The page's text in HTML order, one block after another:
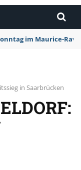
im Maurice-
in Saarbrücken